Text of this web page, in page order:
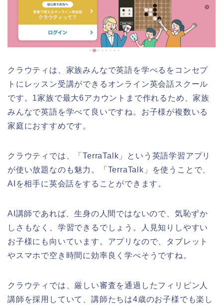
クラウティは、家族みんなで英語を学べるをコンセプ
トにレッスン受講ができるオンライン英会話スクール
です。1家族で最大6アカウントまで作れるため、家族
みんなで英語を学べて良いですね。お子様が複数いる
家庭におすすめです。
クラウティでは、「TerraTalk」という英語学習アプリ
が使い放題なのも魅力。「TerraTalk」を使うことで、
AIを相手に英会話をすることができます。
AI講師であれば、生身の人間ではないので、気恥ずか
しさもなく、学習できるでしょう。人見知りしやすい
お子様にも向いています。アプリなので、タブレット
やスマホで空き時間に効率良く学べそうですね。
クラウティでは、厳しい審査を通過したフィリピン人
講師を採用していて、講師たちは4歳のお子様でも楽し